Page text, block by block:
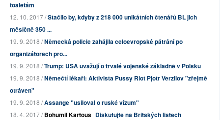
toaletám
12. 10. 2017 /Stačilo by, kdyby z 218 000 unikátních čtenářů BL jich
měsíčně 350 ...
19. 9. 2018 /Německá policie zahájila celoevropské pátrání po
organizátorech pro...
19. 9. 2018 /Trump: USA uvažují o trvalé vojenské základně v Polsku
19. 9. 2018 /Němečtí lékaři: Aktivista Pussy Riot Pjotr Verzilov "zřejmě
otráven"
19. 9. 2018 /Assange "usiloval o ruské vízum"
18. 4. 2017 /Bohumil Kartous Diskutujte na Britských listech